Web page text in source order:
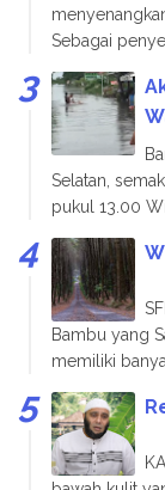
Sebagai
Selatan,
pukul 13.00
Bambu yang
memiliki